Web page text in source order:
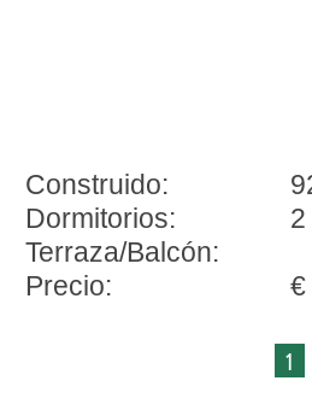
Construido:
Dormitorios:
2
Terraza/Balcón:
Precio:
€
1